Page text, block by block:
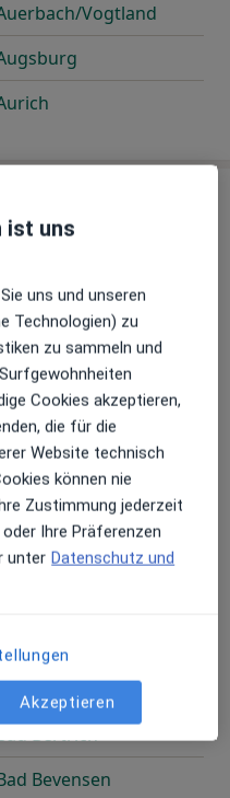
Vogtland
Abbach
Aibling
Arolsen
Bellingen
Belzig
Bentheim
Bergzabern
Berka
Berleburg
Bertrich
Bevensen
ist uns
uns und unseren
Technologien) zu
zu sammeln und
Cookies akzeptieren,
die für die
Website technisch
können nie
Zustimmung jederzeit
Ihre Präferenzen
unter Datenschutz und
Akzeptieren